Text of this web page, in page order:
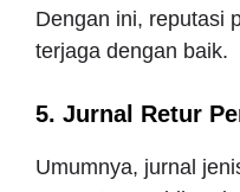
Dengan ini, reputasi
terjaga dengan baik.
5. Jurnal Retur
Umumnya, jurnal